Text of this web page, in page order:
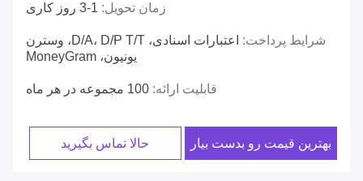
زمان تحویل: 1-3 روز کاری
شرایط پرداخت:
اعتبارات اسنادی، D/A، D/P T/T، وسترن
یونیون، MoneyGram
قابلیت ارائه: 100 مجموعه در هر ماه
بهترین قیمت رو بدست بیار حالا تماس بگیرید